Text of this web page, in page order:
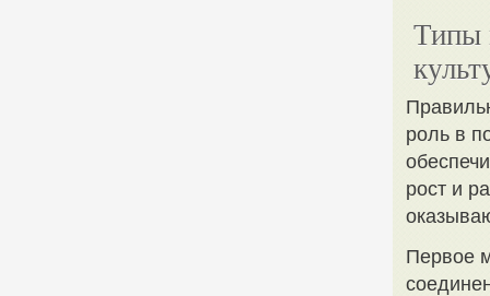
Типы
роль в
рост и
Первое